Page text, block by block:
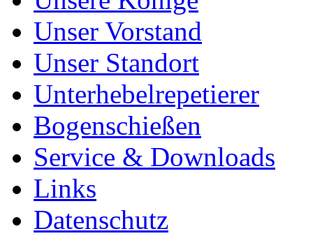
Unser Vorstand
Unser Standort
Unterhebelrepetierer
Bogenschießen
Service & Downloads
Links
Datenschutz